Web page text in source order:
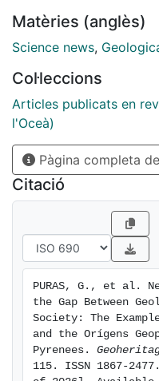
engaging content for
Global Geopark –
workflow brings
with leading-edge
create a set of
reality images, 3D
the past geological
of the workflow to
products, some
and are discussed
the project entitled “A
Pyrenees: virtual
heritage (VIGEOCULT)
Orígens Geopark but
educational (from
outreach in villages
dissemination events.
Matèries (anglès)
Science news,
Col·leccions
Articles publicats en
l'Oceà)
Pàgina completa
Citació
PURAS, G., et al.
the Gap Between
Society: The
and the Orígens
Pyrenees.
115. ISSN 1867-